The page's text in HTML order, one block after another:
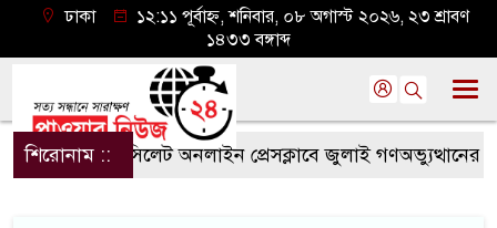
ঢাকা
১২:১১ পূর্বাহ্ন, শনিবার, ০৮ অগাস্ট ২০২৬, ২৩ শ্রাবণ
১৪৩৩ বঙ্গাব্দ
শিরোনাম :: সিলেট অনলাইন প্রেসক্লাবে জুলাই গণঅভ্যুত্থানের